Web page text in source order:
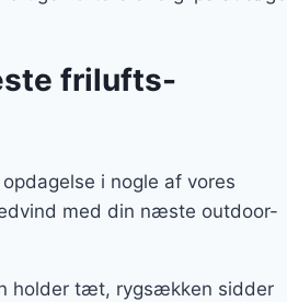
frilufts-
i nogle af vores
med din næste outdoor-
holder tæt, rygsækken sidder